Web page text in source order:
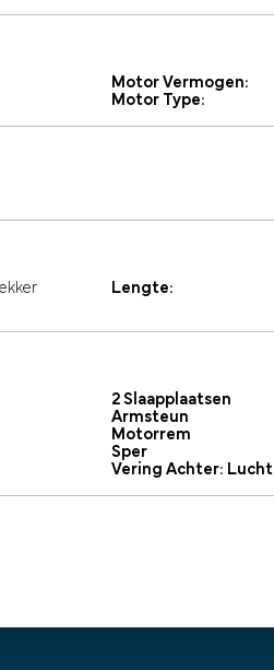
Motor Vermogen:
Motor Type:
Lengte:
2 Slaapplaatsen
Armsteun
Motorrem
Sper
Vering Achter: Lucht